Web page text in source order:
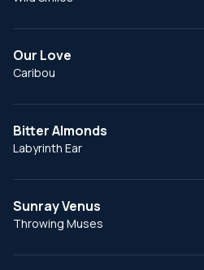
Our Love
Caribou
Bitter Almonds
Labyrinth Ear
Sunray Venus
Throwing Muses